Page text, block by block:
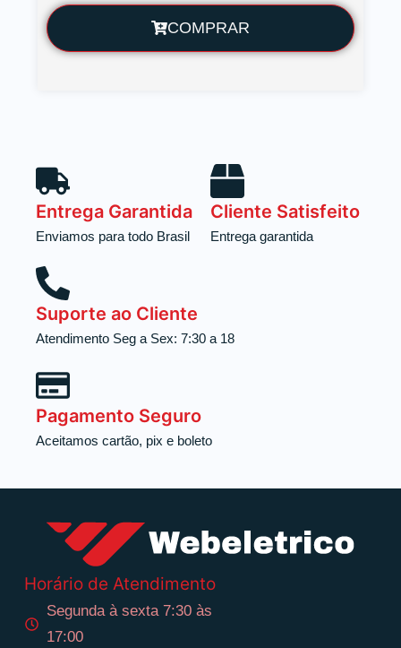
COMPRAR
Entrega Garantida
Enviamos para todo Brasil
Cliente Satisfeito
Entrega garantida
Suporte ao Cliente
Atendimento Seg a Sex: 7:30 a 18
Pagamento Seguro
Aceitamos cartão, pix e boleto
Horário de Atendimento
Segunda à sexta 7:30 às
17:00